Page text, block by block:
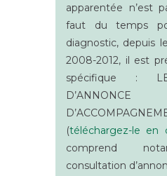
apparentée n’est
faut du temps
diagnostic, depuis
2008-2012, il est
spécifique : LE
(téléchargez-le en
comprend
consultation